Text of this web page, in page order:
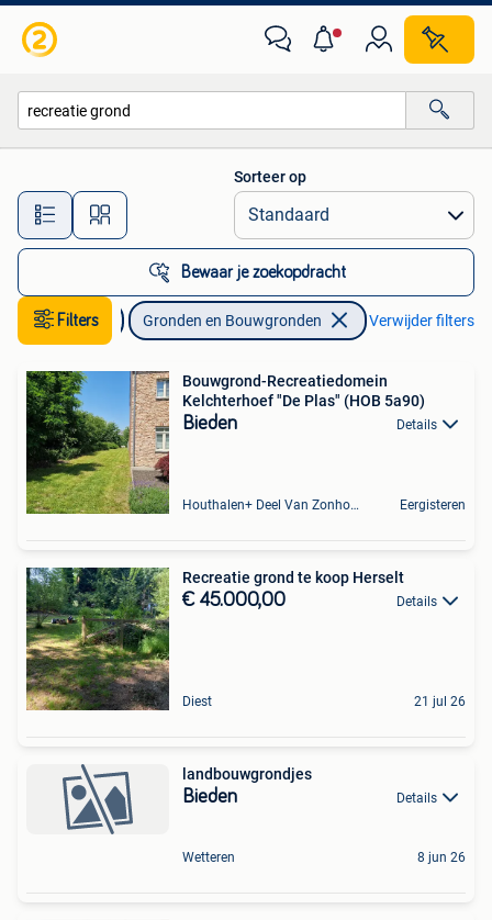
Alle afstanden…
Sorteer op
Bewaar je zoekopdracht
Filters
Immo Gronden en Bouwgronden Verwijder filters
Bouwgrond-Recreatiedomein
Kelchterhoef "De Plas" (HOB 5a90)
Bieden Details
Houthalen+ Deel Van Zonhoven En Zolder Eergisteren
Recreatie grond te koop Herselt
€ 45.000,00 Details
Diest 21 jul 26
landbouwgrondjes
Bieden Details
Wetteren 8 jun 26